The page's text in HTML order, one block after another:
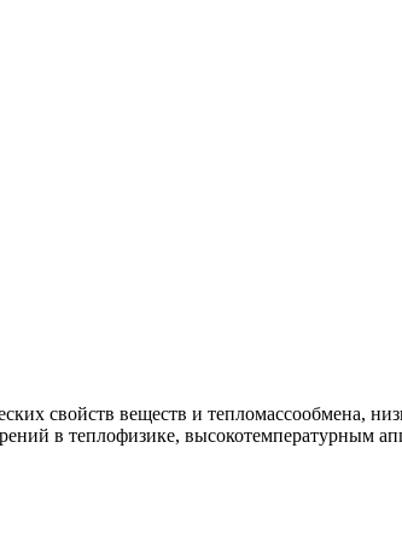
свойств веществ и тепломассообмена,
в теплофизике, высокотемпературным